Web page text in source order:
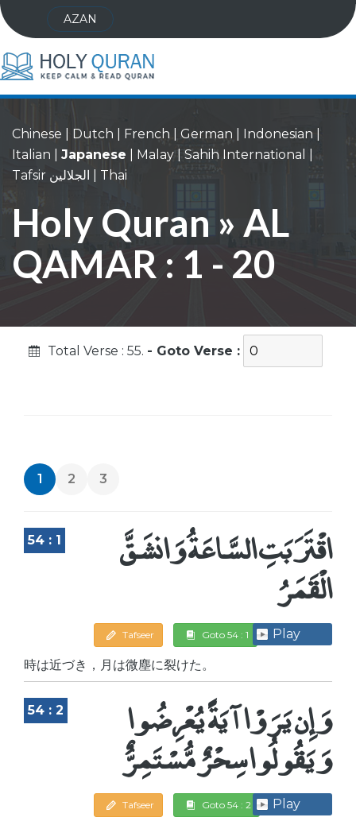
AZAN
Chinese Dutch French German Indonesian
Italian
Japanese Malay Sahih International
Tafsir الجلالين
Thai
Holy Quran » AL
QAMAR : 1 - 20
Total Verse : 55. - Goto Verse :
1 2 3
54 : 1 اقْتَرَبَتِ السَّاعَةُ وَانشَقَّ
الْقَمَرُ
Tafseer Goto 54 : 1 Play
時は近づき，月は微塵に裂けた。
54 : 2 وَإِن يَرَوْا آيَةً يُعْرِضُوا
وَيَقُولُوا سِحْرٌ مُّسْتَمِرٌّ
Tafseer Goto 54 : 2 Play